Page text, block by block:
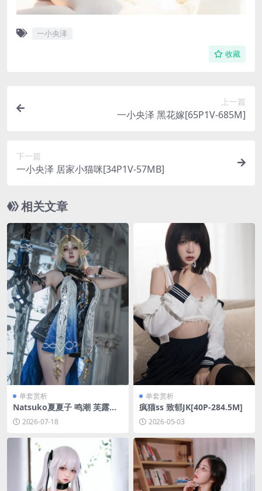
一小央泽
收藏
上一篇
一小央泽 黑花嫁[65P1V-685M]
下一篇
一小央泽 居家小猫咪[34P1V-57MB]
相关文章
单套赏析
Natsuko夏夏子 鸣潮 芙露德
莉丝[107P-888.9M]
2026-07-18
单套赏析
疯猫ss 致郁JK[40P-284.5M]
2026-05-03